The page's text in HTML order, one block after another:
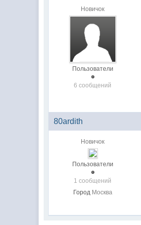
Новичок
Пользователи
6 сообщений
80ardith
Новичок
Пользователи
1 сообщений
Город Москва